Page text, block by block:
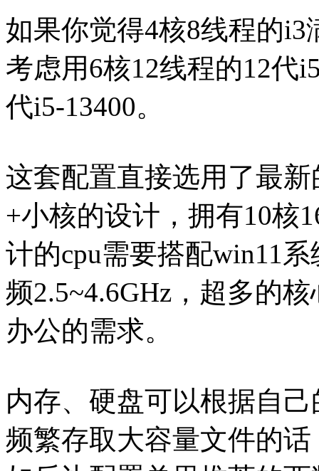
如果你觉得4核8线程的
考虑用6核12线程的12代
代i5-13400。
这套配置直接选用了最
+小核的设计，拥有10核
计的cpu需要搭配win11
频2.5~4.6GHz，超多的
办公的需求。
内存、硬盘可以根据自
频繁存取大容量文件的